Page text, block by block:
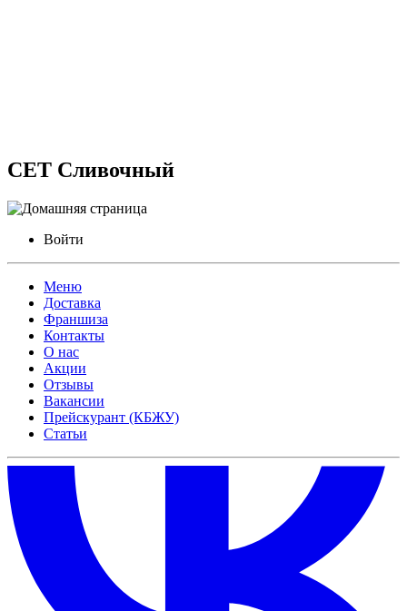
СЕТ Сливочный
Войти
Меню
Доставка
Франшиза
Контакты
О нас
Акции
Отзывы
Вакансии
Прейскурант (КБЖУ)
Статьи